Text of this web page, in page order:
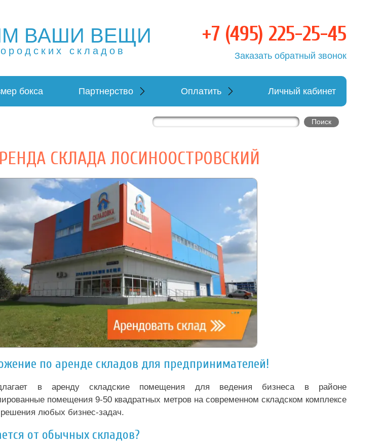
Склад временного хранения. Складовка
хранения. Складовка
ВАШИ ВЕЩИ
складов
+7 (495) 225-25-45
Заказать обратный звонок
бокса Партнерство Оплатить Личный кабинет
СКЛАДА ЛОСИНООСТРОВСКИЙ
по аренде складов для предпринимателей!
в аренду складские помещения для ведения бизнеса в районе
помещения 9-50 квадратных метров на современном складском комплексе
любых бизнес-задач.
от обычных складов?